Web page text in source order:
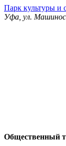
Парк культуры и
Уфа, ул.
Общественный